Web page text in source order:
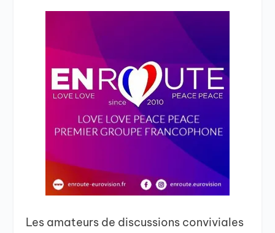
Les amateurs de discussions conviviales